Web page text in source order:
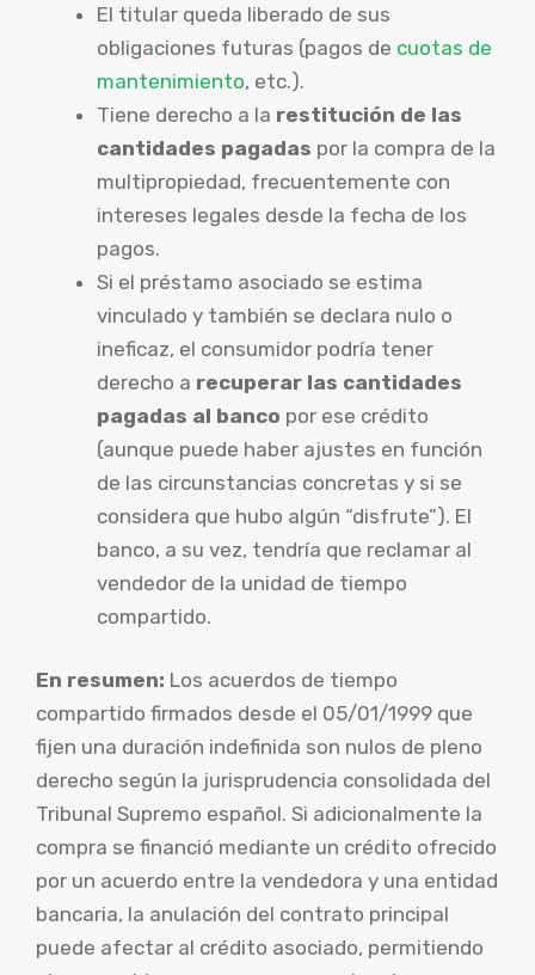
El titular queda liberado de sus
obligaciones futuras (pagos de cuotas de
mantenimiento, etc.).
Tiene derecho a la restitución de las
cantidades pagadas por la compra de la
multipropiedad, frecuentemente con
intereses legales desde la fecha de los
pagos.
Si el préstamo asociado se estima
vinculado y también se declara nulo o
ineficaz, el consumidor podría tener
derecho a recuperar las cantidades
pagadas al banco por ese crédito
(aunque puede haber ajustes en función
de las circunstancias concretas y si se
considera que hubo algún “disfrute”). El
banco, a su vez, tendría que reclamar al
vendedor de la unidad de tiempo
compartido.
En resumen: Los acuerdos de tiempo
compartido firmados desde el 05/01/1999 que
fijen una duración indefinida son nulos de pleno
derecho según la jurisprudencia consolidada del
Tribunal Supremo español. Si adicionalmente la
compra se financió mediante un crédito ofrecido
por un acuerdo entre la vendedora y una entidad
bancaria, la anulación del contrato principal
puede afectar al crédito asociado, permitiendo